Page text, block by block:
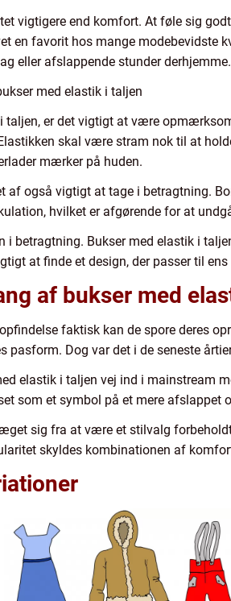
vigtigere end komfort. At føle sig
en favorit hos mange
eller afslappende stunder derhjemme.
med elastik i taljen
taljen, er det vigtigt at være
skal være stram nok til at
mærker på huden.
af også vigtigt at tage i betragtning.
hvilket er afgørende for at
i betragtning. Bukser med elastik i
at finde et design, der passer til
af bukser med
faktisk kan de spore deres
pasform. Dog var det i de seneste
elastik i taljen vej ind i mainstream
som et symbol på et mere afslappet
sig fra at være et stilvalg
skyldes kombinationen af